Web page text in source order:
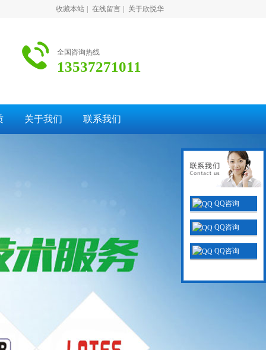
收藏本站 在线留言 关于欣悦华
全国咨询热线
13537271011
关于我们 联系我们
QQ咨询
QQ咨询
QQ咨询